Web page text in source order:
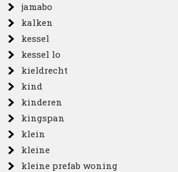
jamabo
kalken
kessel
kessel lo
kieldrecht
kind
kinderen
kingspan
klein
kleine
kleine prefab woning